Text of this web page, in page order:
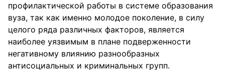
профилактической работы в системе образования
вуза, так как именно молодое поколение, в силу
целого ряда различных факторов, является
наиболее уязвимым в плане подверженности
негативному влиянию разнообразных
антисоциальных и криминальных групп.